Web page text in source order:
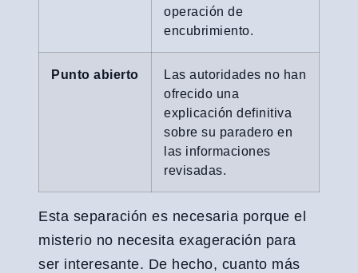
operación de
encubrimiento.
Punto abierto
Las autoridades no han
ofrecido una
explicación definitiva
sobre su paradero en
las informaciones
revisadas.
Esta separación es necesaria porque el
misterio no necesita exageración para
ser interesante. De hecho, cuanto más